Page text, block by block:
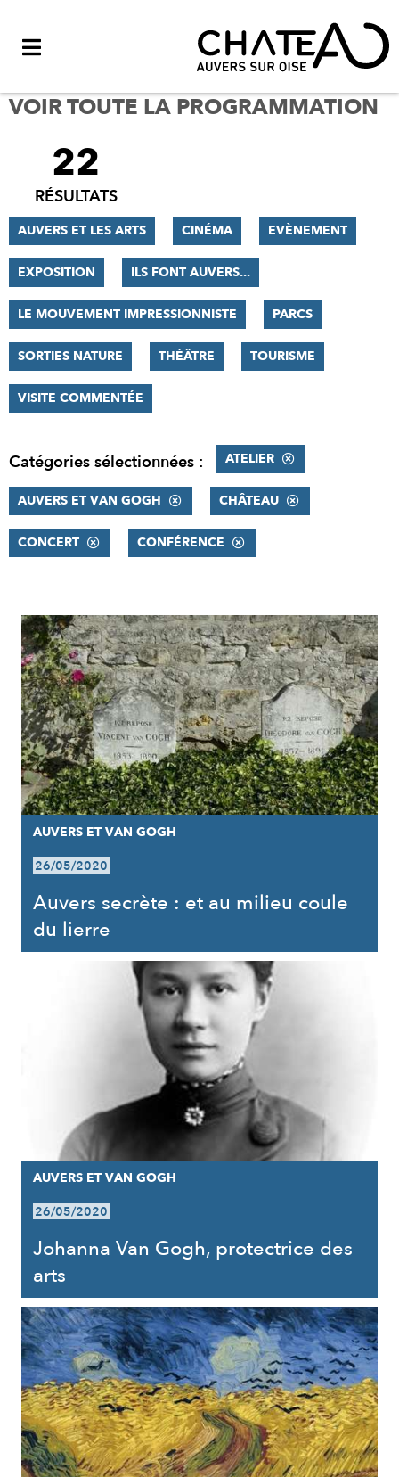
VOIR TOUTE LA PROGRAMMATION
FILTRER
RÉSULTATS
22
RÉSULTATS
AUVERS ET LES ARTS CINÉMA EVÈNEMENT
EXPOSITION ILS FONT AUVERS...
LE MOUVEMENT IMPRESSIONNISTE PARCS
SORTIES NATURE THÉÂTRE TOURISME
VISITE COMMENTÉE
Catégories sélectionnées : ATELIER
AUVERS ET VAN GOGH CHÂTEAU
CONCERT CONFÉRENCE
RÉSULTATS
AUVERS ET VAN GOGH
26/05/2020
Auvers secrète : et au milieu coule
du lierre
AUVERS ET VAN GOGH
26/05/2020
Johanna Van Gogh, protectrice des
arts